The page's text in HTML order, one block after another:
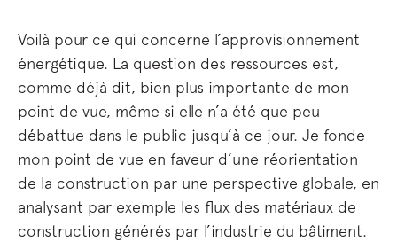
Voilà pour ce qui concerne l’approvisionnement
énergétique. La question des ressources est,
comme déjà dit, bien plus importante de mon
point de vue, même si elle n’a été que peu
débattue dans le public jusqu’à ce jour. Je fonde
mon point de vue en faveur d’une réorientation
de la construction par une perspective globale, en
analysant par exemple les flux des matériaux de
construction générés par l’industrie du bâtiment.